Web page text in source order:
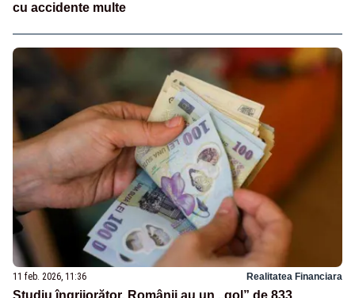
cu accidente multe
11 feb. 2026, 11:36 Realitatea Financiara
Studiu îngrijorător. Românii au un „gol” de 833